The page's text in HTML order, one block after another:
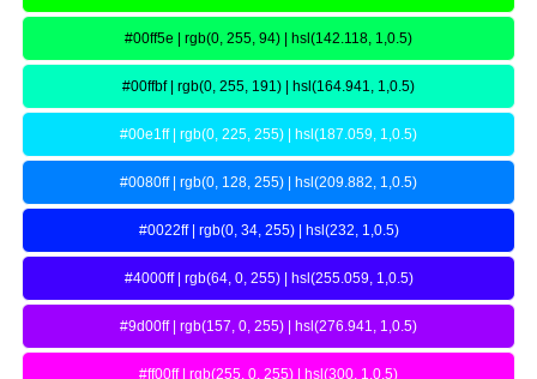
#00ff5e | rgb(0, 255, 94) | hsl(142.118, 1,0.5)
#00ffbf | rgb(0, 255, 191) | hsl(164.941, 1,0.5)
#00e1ff | rgb(0, 225, 255) | hsl(187.059, 1,0.5)
#0080ff | rgb(0, 128, 255) | hsl(209.882, 1,0.5)
#0022ff | rgb(0, 34, 255) | hsl(232, 1,0.5)
#4000ff | rgb(64, 0, 255) | hsl(255.059, 1,0.5)
#9d00ff | rgb(157, 0, 255) | hsl(276.941, 1,0.5)
#ff00ff | rgb(255, 0, 255) | hsl(300, 1,0.5)